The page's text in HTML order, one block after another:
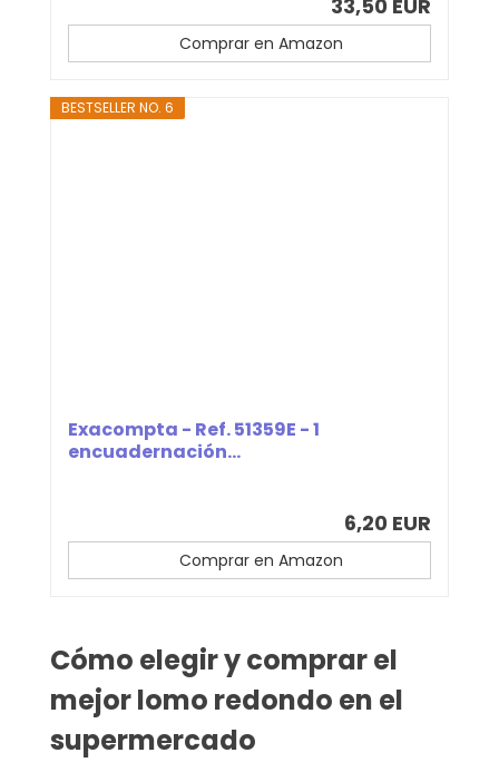
33,50 EUR
Comprar en Amazon
BESTSELLER NO. 6
Exacompta - Ref. 51359E - 1
encuadernación...
6,20 EUR
Comprar en Amazon
Cómo elegir y comprar el
mejor lomo redondo en el
supermercado